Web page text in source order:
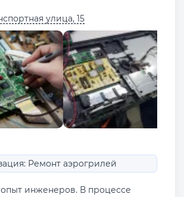
улица, 15
Ремонт аэрогрилей
инженеров. В процессе